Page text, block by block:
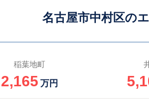
名古屋市中村区の
稲葉地町
2,165 万円